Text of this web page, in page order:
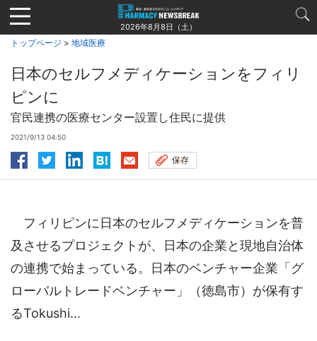
Jump
to
navigation
2026年8月8日（土）
トップページ > 地域医療
日本のセルフメディケーションをフィリ
ピンに
官民連携の医療センター設置し住民に提供
2021/9/13 04:50
保存
フィリピンに日本のセルフメディケーションを普
及させるプロジェクトが、日本の企業と現地自治体
の連携で始まっている。日本のベンチャー企業「グ
ローバルトレードベンチャー」（徳島市）が保有す
るTokushi...